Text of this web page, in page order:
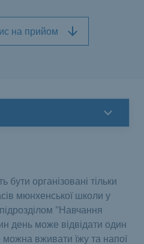
на прийом
бути організовані тільки
мюнхенської школи у
"Навчання
день може відвідати один
можна вживати їжу та напої